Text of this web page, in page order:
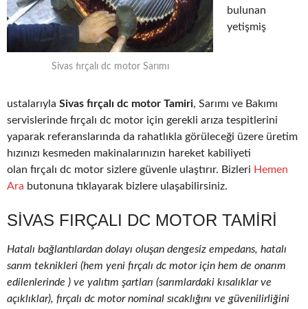
Sivas fırçalı dc motor Sarımı
bulunan
yetişmiş
ustalarıyla Sivas fırçalı dc motor Tamiri, Sarımı ve Bakımı
servislerinde fırçalı dc motor için gerekli arıza tespitlerini
yaparak referanslarında da rahatlıkla görüleceği üzere üretim
hızınızı kesmeden makinalarınızın hareket kabiliyeti
olan fırçalı dc motor sizlere güvenle ulaştırır. Bizleri Hemen
Ara butonuna tıklayarak bizlere ulaşabilirsiniz.
SIVAS FIRÇALI DC MOTOR TAMIRI
Hatalı bağlantılardan dolayı oluşan dengesiz empedans, hatalı
sarım teknikleri (hem yeni fırçalı dc motor için hem de onarım
edilenlerinde ) ve yalıtım şartları (sarımlardaki kısalıklar ve
açıklıklar), fırçalı dc motor nominal sıcaklığını ve güvenilirliğini